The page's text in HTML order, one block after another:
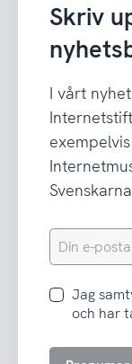
Skriv
I vårt
Din
e-
Jag
samtycker
att
Jag
och har